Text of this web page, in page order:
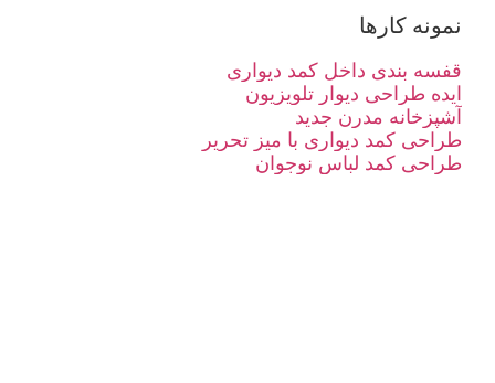
نمونه کارها
قفسه بندی داخل کمد دیواری
ایده طراحی دیوار تلویزیون
آشپزخانه مدرن جدید
طراحی کمد دیواری با میز تحریر
طراحی کمد لباس نوجوان